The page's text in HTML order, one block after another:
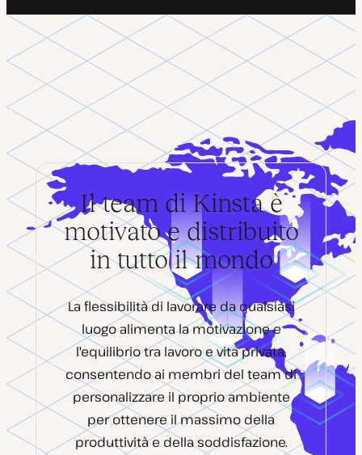
Il team di Kinsta è
motivato e distribuito
in tutto il mondo
La flessibilità di lavorare da qualsiasi
luogo alimenta la motivazione e
l'equilibrio tra lavoro e vita privata,
consentendo ai membri del team di
personalizzare il proprio ambiente
per ottenere il massimo della
produttività e della soddisfazione.